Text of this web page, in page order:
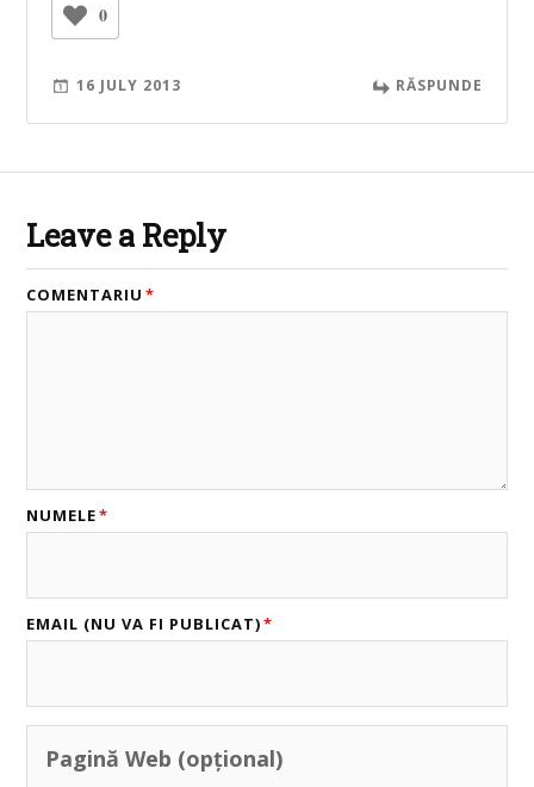
0
16 JULY 2013 RĂSPUNDE
Leave a Reply
COMENTARIU *
NUMELE*
EMAIL (NU VA FI PUBLICAT)*